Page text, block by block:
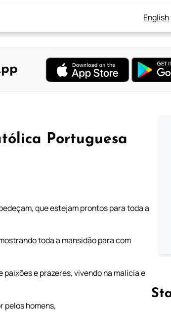
English
Portuguesa
que estejam prontos para toda a
toda a mansidão para com
e prazeres, vivendo na malícia e
pelos homens,